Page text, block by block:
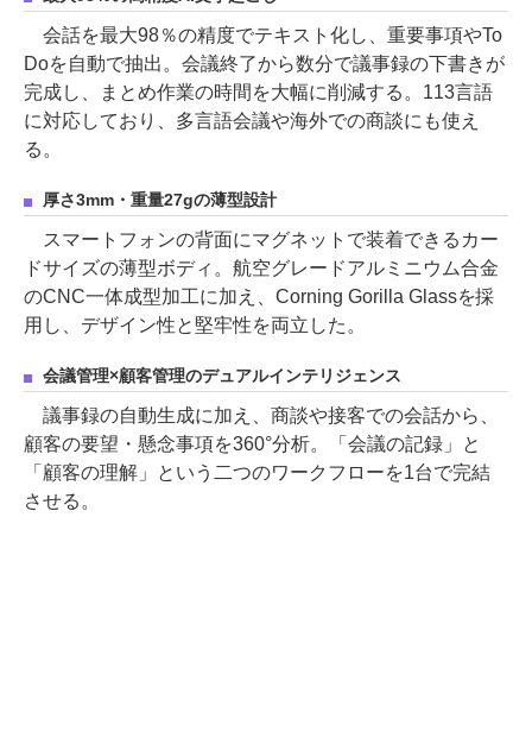
会話を最大98％の精度でテキスト化し、重要事項やTo
Doを自動で抽出。会議終了から数分で議事録の下書きが
完成し、まとめ作業の時間を大幅に削減する。113言語
に対応しており、多言語会議や海外での商談にも使え
る。
厚さ3mm・重量27gの薄型設計
スマートフォンの背面にマグネットで装着できるカー
ドサイズの薄型ボディ。航空グレードアルミニウム合金
のCNC一体成型加工に加え、Corning Gorilla Glassを採
用し、デザイン性と堅牢性を両立した。
会議管理×顧客管理のデュアルインテリジェンス
議事録の自動生成に加え、商談や接客での会話から、
顧客の要望・懸念事項を360°分析。「会議の記録」と
「顧客の理解」という二つのワークフローを1台で完結
させる。